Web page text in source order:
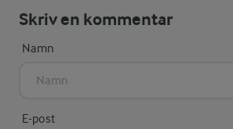
Skriv en kommentar
Namn
E-post